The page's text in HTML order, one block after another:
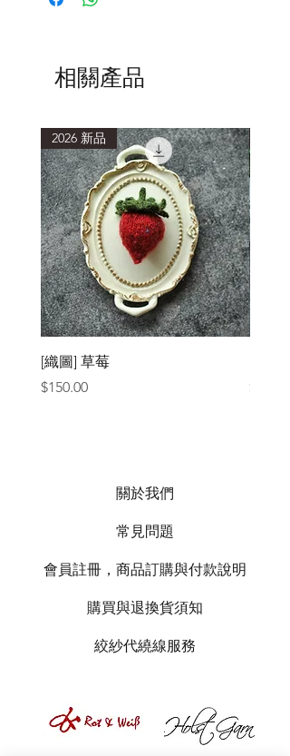
相關產品
2026 新品
[織圖] 草莓
價格
$150.00
價格
關於我們
常見問題
會員註冊，商品訂購與付款說明
購買與退換貨須知
絞紗代繞線服務